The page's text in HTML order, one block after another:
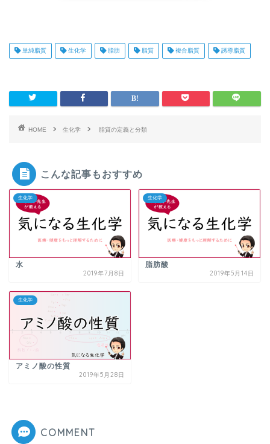
単純脂質 生化学 脂肪 脂質 複合脂質 誘導脂質
HOME 生化学 脂質の定義と分類
こんな記事もおすすめ
生化学
水
2019年7月8日
生化学
脂肪酸
2019年5月14日
生化学
アミノ酸の性質
2019年5月28日
COMMENT